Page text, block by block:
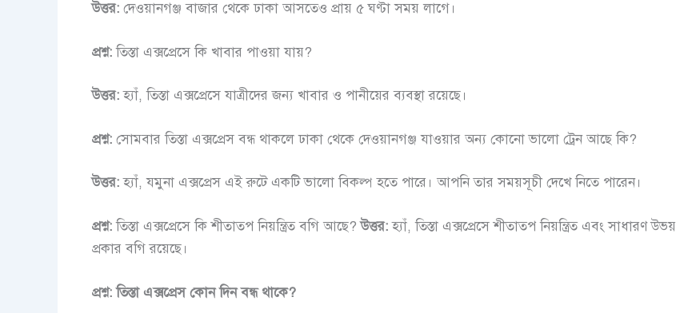
উত্তর:দেওয়ানগঞ্জ বাজার থেকে ঢাকা আসতেও প্রায় ৫ ঘণ্টা সময় লাগে।
প্রশ্ন:তিস্তা এক্সপ্রেসে কি খাবার পাওয়া যায়?
উত্তর:হ্যাঁ, তিস্তা এক্সপ্রেসে যাত্রীদের জন্য খাবার ও পানীয়ের ব্যবস্থা রয়েছে।
প্রশ্ন:সোমবার তিস্তা এক্সপ্রেস বন্ধ থাকলে ঢাকা থেকে দেওয়ানগঞ্জ যাওয়ার অন্য কোনো ভালো ট্রেন আছে কি?
উত্তর:হ্যাঁ, যমুনা এক্সপ্রেস এই রুটে একটি ভালো বিকল্প হতে পারে। আপনি তার সময়সূচী দেখে নিতে পারেন।
প্রশ্ন:তিস্তা এক্সপ্রেসে কি শীতাতপ নিয়ন্ত্রিত বগি আছে?উত্তর:হ্যাঁ, তিস্তা এক্সপ্রেসে শীতাতপ নিয়ন্ত্রিত এবং সাধারণ উভয়
প্রকার বগি রয়েছে।
প্রশ্ন:তিস্তা এক্সপ্রেস কোন দিন বন্ধ থাকে?